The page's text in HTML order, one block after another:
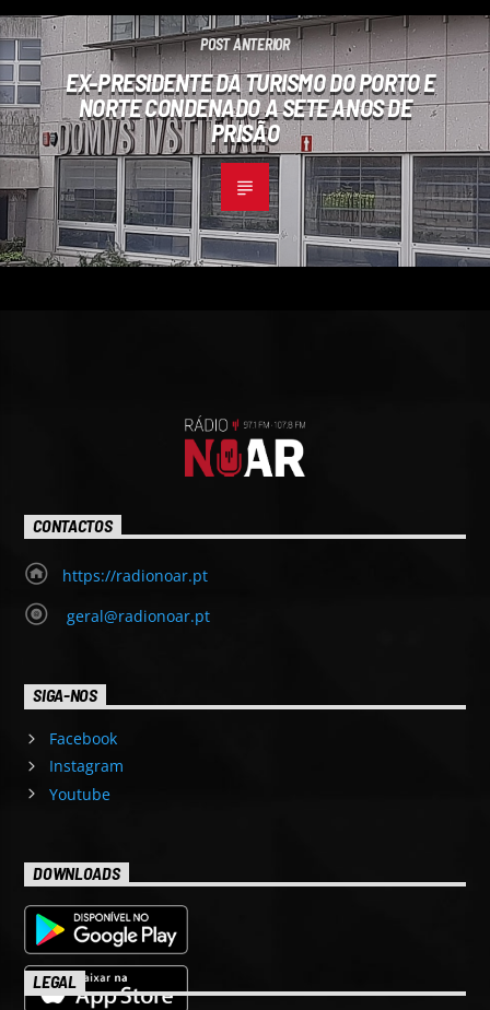
POST ANTERIOR
EX-PRESIDENTE DA TURISMO DO PORTO E
NORTE CONDENADO A SETE ANOS DE
PRISÃO
CONTACTOS
https://radionoar.pt
geral@radionoar.pt
SIGA-NOS
Facebook
Instagram
Youtube
DOWNLOADS
LEGAL